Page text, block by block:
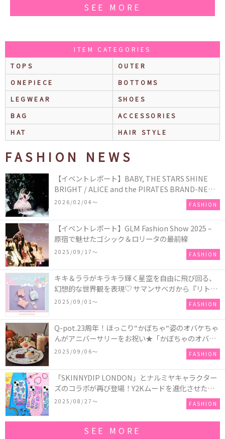
SEE MORE
ITEM CATEGORIES
TOPS
OUTER
ONEPIECE
BOTTOMS
LEGWEAR
SHOES
BAG
ACCESSORIES
HAT
HAIR STYLE
FASHION NEWS
【イベントレポート】BABY, THE STARS SHINE
BRIGHT / ALICE and the PIRATES BRAND-NEW
COLLECTION in TOKYO
2026/02/04〜 FASHION
【イベントレポート】GLM Fashion Show 2025 –
原宿で魅せたゴシック＆ロリータの最前線
2025/09/17〜 FASHION
キキ＆ララがキラキラ輝く星空を自由に飛び回る、
幻想的な世界観を表現♡ サマンサベガから『リトル
ツインスターズ』50周年アニバーサリーイヤー』を
2025/09/01〜 FASHION
Q-pot.23周年！ほっこり“かぼちゃ“姿のオバケちゃ
んがアニバーサリーをお祝い★「かぼちゃのオバケ
ーキアクセサリー」が新発売！Q-pot CAFE.では
「かぼちゃのオバケーキプレート」も登場
2025/09/06〜 FASHION
「SKINNYDIP LONDON」とナルミヤキャラクター
ズのコラボが再び登場！Y2Kムードを進化させた新
作コレクションを発売♪
2025/08/27〜 FASHION
SEE MORE